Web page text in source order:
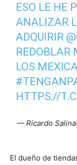
ESO LE HE
ANALIZAR
ADQUIRIR
REDOBLAR
LOS
HTTPS://
— Ricardo
El dueño de